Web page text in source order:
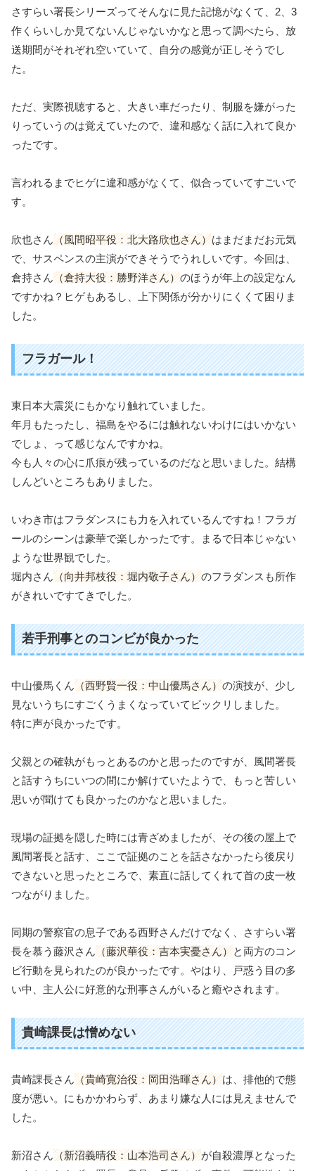
さすらい署長シリーズってそんなに見た記憶がなくて、2、3
作くらいしか見てないんじゃないかなと思って調べたら、放
送期間がそれぞれ空いていて、自分の感覚が正しそうでし
た。
ただ、実際視聴すると、大きい車だったり、制服を嫌がった
りっていうのは覚えていたので、違和感なく話に入れて良か
ったです。
言われるまでヒゲに違和感がなくて、似合っていてすごいで
す。
欣也さん（風間昭平役：北大路欣也さん）はまだまだお元気
で、サスペンスの主演ができそうでうれしいです。今回は、
倉持さん（倉持大役：勝野洋さん）のほうが年上の設定なん
ですかね？ヒゲもあるし、上下関係が分かりにくくて困りま
した。
フラガール！
東日本大震災にもかなり触れていました。
年月もたったし、福島をやるには触れないわけにはいかない
でしょ、って感じなんですかね。
今も人々の心に爪痕が残っているのだなと思いました。結構
しんどいところもありました。
いわき市はフラダンスにも力を入れているんですね！フラガ
ールのシーンは豪華で楽しかったです。まるで日本じゃない
ような世界観でした。
堀内さん（向井邦枝役：堀内敬子さん）のフラダンスも所作
がきれいですてきでした。
若手刑事とのコンビが良かった
中山優馬くん（西野賢一役：中山優馬さん）の演技が、少し
見ないうちにすごくうまくなっていてビックリしました。
特に声が良かったです。
父親との確執がもっとあるのかと思ったのですが、風間署長
と話すうちにいつの間にか解けていたようで、もっと苦しい
思いが聞けても良かったのかなと思いました。
現場の証拠を隠した時には青ざめましたが、その後の屋上で
風間署長と話す、ここで証拠のことを話さなかったら後戻り
できないと思ったところで、素直に話してくれて首の皮一枚
つながりました。
同期の警察官の息子である西野さんだけでなく、さすらい署
長を慕う藤沢さん（藤沢華役：吉本実憂さん）と両方のコン
ビ行動を見られたのが良かったです。やはり、戸惑う目の多
い中、主人公に好意的な刑事さんがいると癒やされます。
貴崎課長は憎めない
貴崎課長さん（貴崎寛治役：岡田浩暉さん）は、排他的で態
度が悪い。にもかかわらず、あまり嫌な人には見えませんで
した。
新沼さん（新沼義晴役：山本浩司さん）が自殺濃厚となった